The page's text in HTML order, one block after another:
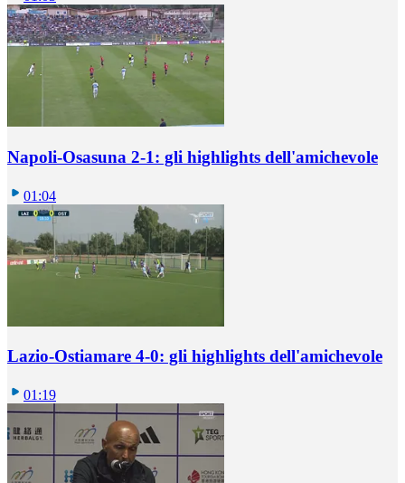
Napoli-Osasuna 2-1: gli highlights dell'amichevole
01:04
Lazio-Ostiamare 4-0: gli highlights dell'amichevole
01:19